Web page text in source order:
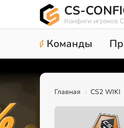
CS-
Конфиги игроков
Команды
Главная CS2 WIKI